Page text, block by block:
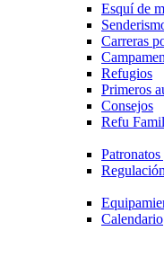
Esquí de
Carreras
Refugios
Primeros
Consejos
Refu
Calendario